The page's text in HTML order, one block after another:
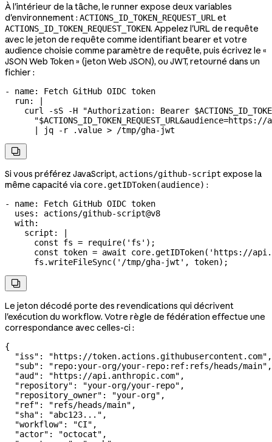
À l'intérieur de la tâche, le runner expose deux variables
d'environnement : ACTIONS_ID_TOKEN_REQUEST_URL et
ACTIONS_ID_TOKEN_REQUEST_TOKEN. Appelez l'URL de requête
avec le jeton de requête comme identifiant bearer et votre
audience choisie comme paramètre de requête, puis écrivez le «
JSON Web Token » (jeton Web JSON), ou JWT, retourné dans un
fichier :
- name: Fetch GitHub OIDC token
  run
:
|
curl -sS -H "Authorization: Bearer
"$ACTIONS_ID_TOKEN_REQUEST_URL&audience=https://
      | jq -r .value > /tmp/gha-jwt

Si vous préférez JavaScript, actions/github-script expose la
même capacité via core.getIDToken(audience) :
- name: Fetch GitHub OIDC token
  uses
: actions/github-script@v8
  with
:
    script
:
|
      const fs = require('fs');
const token = await core.getIDToken('https://
      fs.writeFileSync('/tmp/gha-jwt', token);

Le jeton décodé porte des revendications qui décrivent
l'exécution du workflow. Votre règle de fédération effectue une
correspondance avec celles-ci :
{
  "iss"
: "https://token.actions.githubusercontent.com" ,
  "sub"
: "repo:your-org/your-repo:ref:refs/heads/main" ,
  "aud"
: "https://api.anthropic.com" ,
  "repository"
: "your-org/your-repo" ,
  "repository_owner"
: "your-org" ,
  "ref"
: "refs/heads/main" ,
  "sha"
: "abc123..." ,
  "workflow"
: "CI" ,
  "actor"
: "octocat" ,